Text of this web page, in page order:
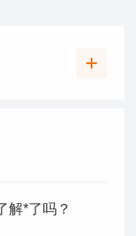
解*了吗？